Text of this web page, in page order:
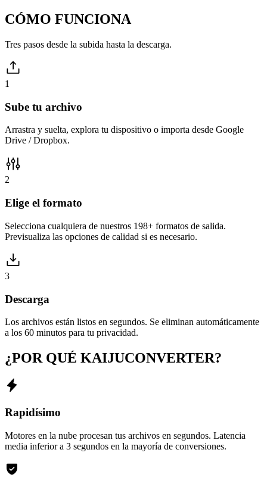
CÓMO FUNCIONA
Tres pasos desde la subida hasta la descarga.
1
Sube tu archivo
Arrastra y suelta, explora tu dispositivo o importa desde Google
Drive / Dropbox.
2
Elige el formato
Selecciona cualquiera de nuestros 198+ formatos de salida.
Previsualiza las opciones de calidad si es necesario.
3
Descarga
Los archivos están listos en segundos. Se eliminan automáticamente
a los 60 minutos para tu privacidad.
¿POR QUÉ KAIJUCONVERTER?
Rapidísimo
Motores en la nube procesan tus archivos en segundos. Latencia
media inferior a 3 segundos en la mayoría de conversiones.